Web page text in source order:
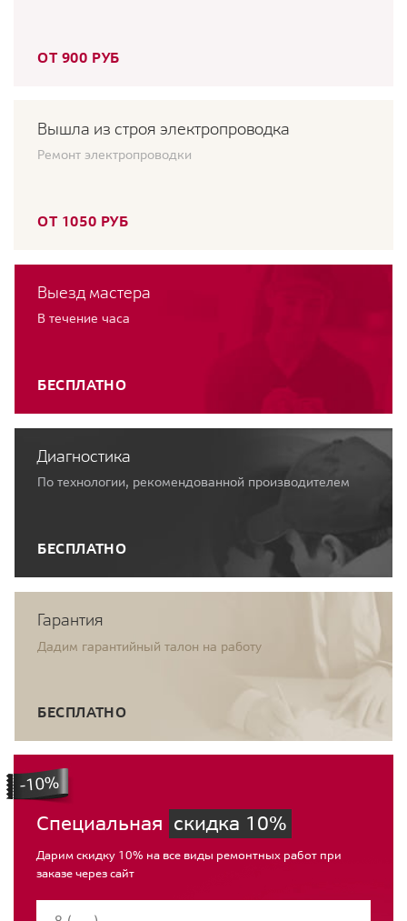
ОТ 900 РУБ
Вышла из строя электропроводка
Ремонт электропроводки
ОТ 1050 РУБ
Выезд мастера
В течение часа
БЕСПЛАТНО
Диагностика
По технологии, рекомендованной производителем
БЕСПЛАТНО
Гарантия
Дадим гарантийный талон на работу
БЕСПЛАТНО
Специальная скидка 10%
Дарим скидку 10% на все виды ремонтных работ при
заказе через сайт